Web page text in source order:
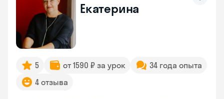
Екатерина
5 от 1590 ₽ за урок
34 года опыта
4 отзыва